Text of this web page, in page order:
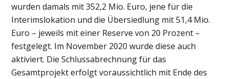
wurden damals mit 352,2 Mio. Euro, jene für die
Interimslokation und die Übersiedlung mit 51,4 Mio.
Euro – jeweils mit einer Reserve von 20 Prozent –
festgelegt. Im November 2020 wurde diese auch
aktiviert. Die Schlussabrechnung für das
Gesamtprojekt erfolgt voraussichtlich mit Ende des